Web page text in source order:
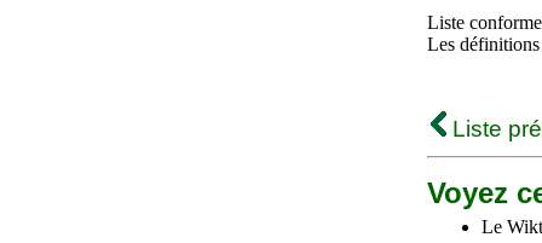
Liste
Les
Liste
Voyez
Le